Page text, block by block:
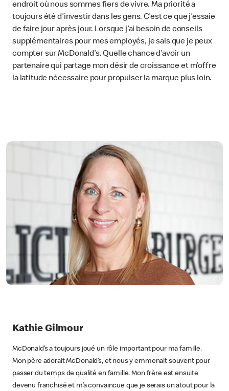
endroit où nous sommes fiers de vivre. Ma priorité a
toujours été d’investir dans les gens. C’est ce que j’essaie
de faire jour après jour. Lorsque j’ai besoin de conseils
supplémentaires pour mes employés, je sais que je peux
compter sur McDonald’s. Quelle chance d’avoir un
partenaire qui partage mon désir de croissance et m’offre
la latitude nécessaire pour propulser la marque plus loin.
Kathie Gilmour
McDonald’s a toujours joué un rôle important pour ma famille.
Mon père adorait McDonald’s, et nous y emmenait souvent pour
passer du temps de qualité en famille. Mon frère est ensuite
devenu franchisé et m’a convaincue que je serais un atout pour la